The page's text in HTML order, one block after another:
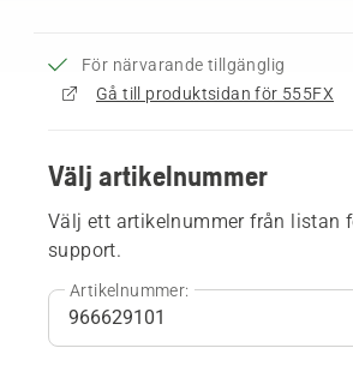
För närvarande tillgänglig
Gå till produktsidan för 555FX
Välj artikelnummer
Välj ett artikelnummer från listan
support.
Artikelnummer: